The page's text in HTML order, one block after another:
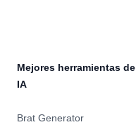
Mejores herramientas de
IA
Brat Generator